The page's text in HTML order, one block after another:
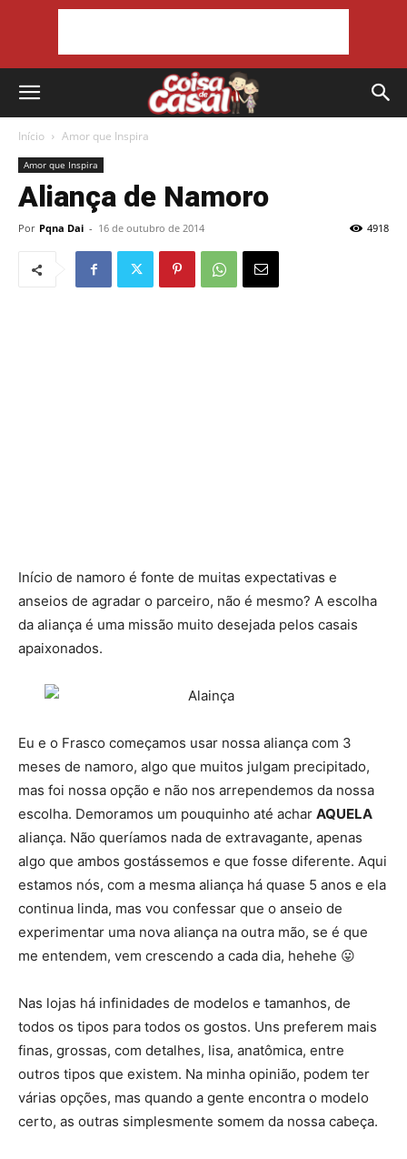
Início Amor que Inspira
Amor que Inspira
Aliança de Namoro
Por Pqna Dai - 16 de outubro de 2014 4918
Início de namoro é fonte de muitas expectativas e
anseios de agradar o parceiro, não é mesmo? A escolha
da aliança é uma missão muito desejada pelos casais
apaixonados.
Eu e o Frasco começamos usar nossa aliança com 3
meses de namoro, algo que muitos julgam precipitado,
mas foi nossa opção e não nos arrependemos da nossa
escolha. Demoramos um pouquinho até achar AQUELA
aliança. Não queríamos nada de extravagante, apenas
algo que ambos gostássemos e que fosse diferente. Aqui
estamos nós, com a mesma aliança há quase 5 anos e ela
continua linda, mas vou confessar que o anseio de
experimentar uma nova aliança na outra mão, se é que
me entendem, vem crescendo a cada dia, hehehe 😛
Nas lojas há infinidades de modelos e tamanhos, de
todos os tipos para todos os gostos. Uns preferem mais
finas, grossas, com detalhes, lisa, anatômica, entre
outros tipos que existem. Na minha opinião, podem ter
várias opções, mas quando a gente encontra o modelo
certo, as outras simplesmente somem da nossa cabeça.